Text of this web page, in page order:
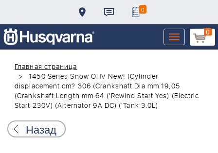
0
0
Toggle
navigation
Главная страница
1450 Series Snow OHV New! (Cylinder
displacement cm? 306 (Crankshaft Dia mm 19,05
(Crankshaft Length mm 64 ('Rewind Start Yes) (Electric
Start 230V) (Alternator 9A DC) ('Tank 3.0L)
Назад